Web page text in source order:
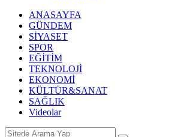
ANASAYFA
GÜNDEM
SİYASET
SPOR
EĞİTİM
TEKNOLOJİ
EKONOMİ
KÜLTÜR&SANAT
SAĞLIK
Videolar